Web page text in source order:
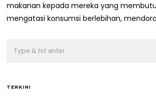
1
makanan kepada mereka yang
mengatasi konsumsi berlebihan,
TERKINI